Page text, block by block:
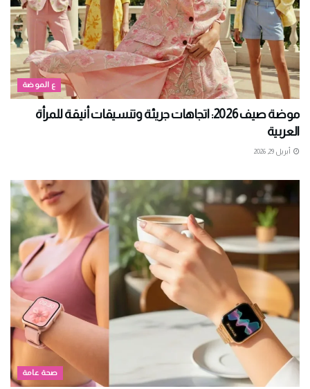
ع الموضة
موضة صيف 2026: اتجاهات جريئة وتنسيقات أنيقة للمرأة
العربية
أبريل 29, 2026
صحة عامة